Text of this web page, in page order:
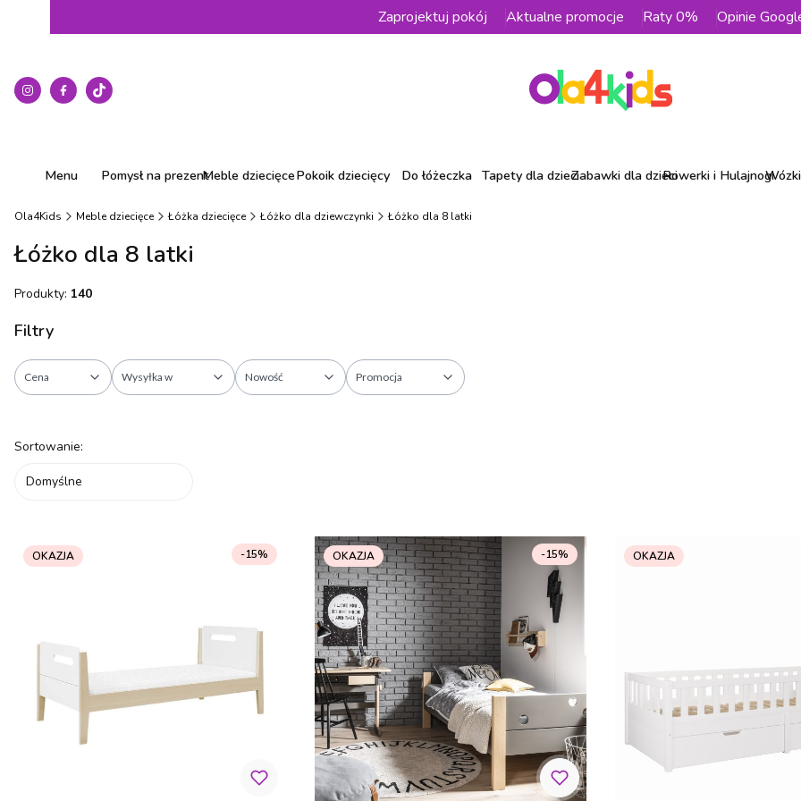
Zaprojektuj pokój Aktualne promocje Raty 0% Opinie
Menu Pomysł na prezentMeble dziecięcePokoik dziecięcy Do łóżeczka Tapety dla dzieciZabawki dla dzieciRowerki i Hulajnogi
Ola4Kids Meble dziecięce Łóżka dziecięce Łóżko dla dziewczynki Łóżko dla 8 latki
Łóżko dla 8 latki
Produkty: 140
Filtry
Cena Wysyłka w Nowość Promocja
Lista produktów
Sortowanie:
Domyślne
OKAZJA -15% OKAZJA -15% OKAZJA